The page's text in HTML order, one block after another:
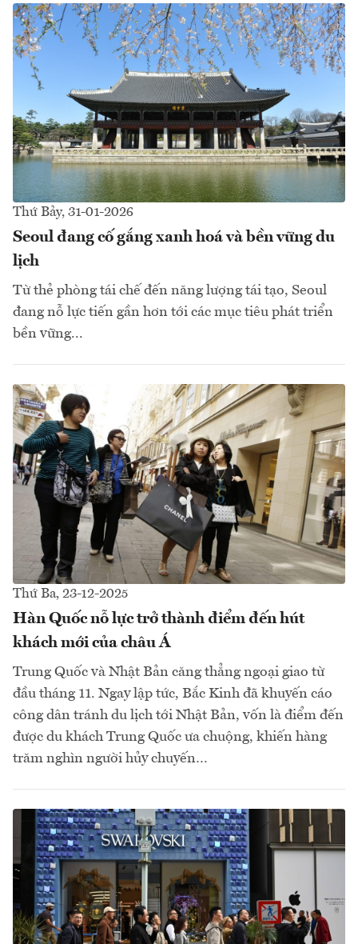
Thứ Bảy, 31-01-2026
Seoul đang cố gắng xanh hoá và bền vững du
lịch
Từ thẻ phòng tái chế đến năng lượng tái tạo, Seoul
đang nỗ lực tiến gần hơn tới các mục tiêu phát triển
bền vững...
Thứ Ba, 23-12-2025
Hàn Quốc nỗ lực trở thành điểm đến hút
khách mới của châu Á
Trung Quốc và Nhật Bản căng thẳng ngoại giao từ
đầu tháng 11. Ngay lập tức, Bắc Kinh đã khuyến cáo
công dân tránh du lịch tới Nhật Bản, vốn là điểm đến
được du khách Trung Quốc ưa chuộng, khiến hàng
trăm nghìn người hủy chuyến…